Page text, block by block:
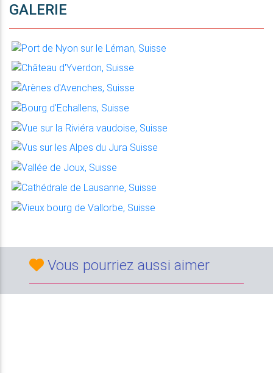
GALERIE
Vous pourriez aussi aimer